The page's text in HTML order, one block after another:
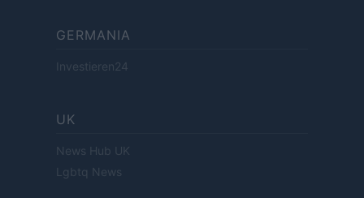
GERMANIA
Investieren24
UK
News Hub UK
Lgbtq News